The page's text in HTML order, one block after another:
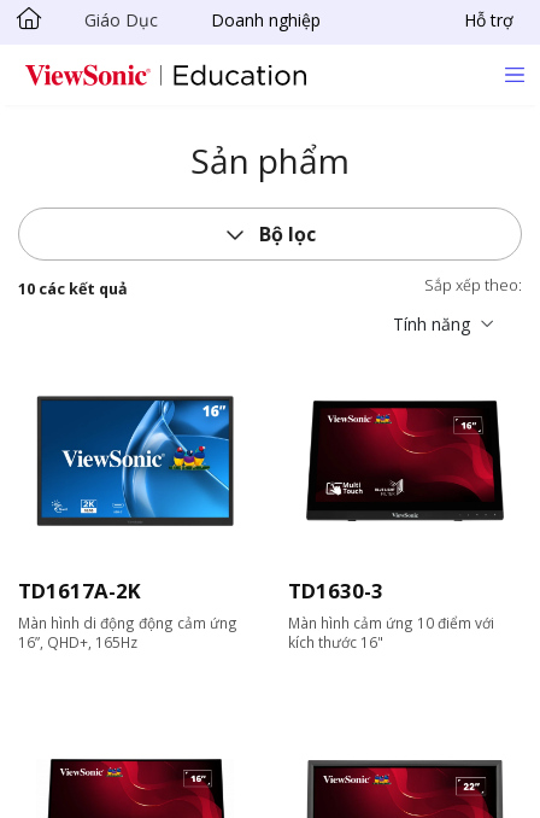
Chuyển đến nội dung chính
Giáo Dục Doanh nghiệp Hỗ trợ
Sản phẩm
Bộ lọc
10 các kết quả Sắp xếp theo:
Tính năng
TD1617A-2K
Màn hình di động động cảm ứng
16”, QHD+, 165Hz
TD1630-3
Màn hình cảm ứng 10 điểm với
kích thước 16"